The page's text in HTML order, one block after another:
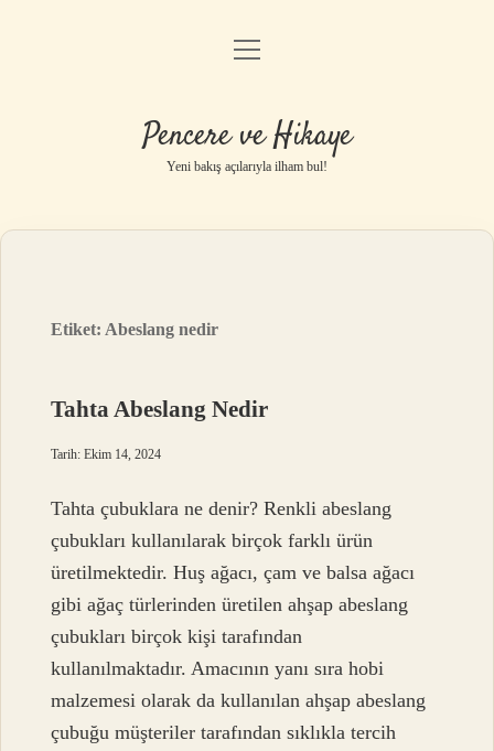
Anasayfa
Yasal Uyarı
menüyü
Pencere ve Hikaye
Yeni bakış açılarıyla ilham bul!
Etiket: Abeslang nedir
Tahta Abeslang Nedir
Tarih: Ekim 14, 2024
Tahta çubuklara ne denir? Renkli abeslang
çubukları kullanılarak birçok farklı ürün
üretilmektedir. Huş ağacı, çam ve balsa ağacı
gibi ağaç türlerinden üretilen ahşap abeslang
çubukları birçok kişi tarafından
kullanılmaktadır. Amacının yanı sıra hobi
malzemesi olarak da kullanılan ahşap abeslang
çubuğu müşteriler tarafından sıklıkla tercih